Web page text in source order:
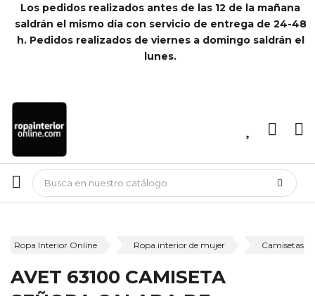
Los pedidos realizados antes de las 12 de la mañana
saldrán el mismo día con servicio de entrega de 24-48
h. Pedidos realizados de viernes a domingo saldrán el
lunes.
Ropa Interior Online Ropa interior de mujer Camisetas
AVET 63100 CAMISETA